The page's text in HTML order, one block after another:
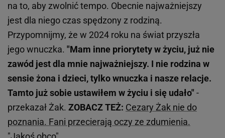
na to, aby zwolnić tempo. Obecnie najważniejszy
jest dla niego czas spędzony z rodziną.
Przypomnijmy, że w 2024 roku na świat przyszła
jego wnuczka. "Mam inne priorytety w życiu, już nie
zawód jest dla mnie najważniejszy. I nie rodzina w
sensie żona i dzieci, tylko wnuczka i nasze relacje.
Tamto już sobie ustawiłem w życiu i się udało" -
przekazał Żak. ZOBACZ TEŻ: Cezary Żak nie do
poznania. Fani przecierają oczy ze zdumienia.